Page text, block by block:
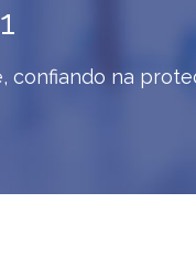
na